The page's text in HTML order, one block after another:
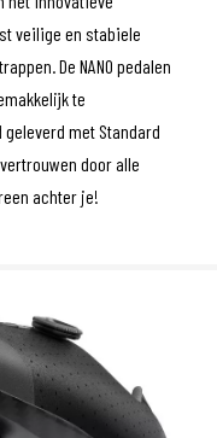
veilige en stabiele
De NANO pedalen
te
met Standard
door alle
achter je!